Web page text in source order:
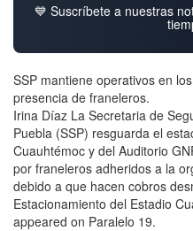
💙 Suscríbete a nuestras
SSP mantiene operativos en
presencia de franeleros.
Irina Díaz La Secretaria de
Puebla (SSP) resguarda el
Cuauhtémoc y del Auditorio
por franeleros adheridos a la
debido a que hacen cobros
Estacionamiento del Estadio
appeared on Paralelo 19.